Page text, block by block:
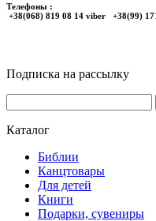
Телефоны :
+38(068) 819 08 14 viber +38(99)
Подписка на рассылку
Каталог
Библии
Канцтовары
Для детей
Книги
Подарки, сувениры